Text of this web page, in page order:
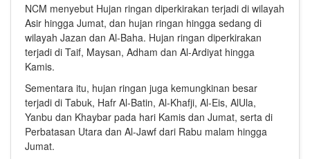
NCM menyebut Hujan ringan diperkirakan terjadi di wilayah
Asir hingga Jumat, dan hujan ringan hingga sedang di
wilayah Jazan dan Al-Baha. Hujan ringan diperkirakan
terjadi di Taif, Maysan, Adham dan Al-Ardiyat hingga
Kamis.
Sementara itu, hujan ringan juga kemungkinan besar
terjadi di Tabuk, Hafr Al-Batin, Al-Khafji, Al-Eis, AlUla,
Yanbu dan Khaybar pada hari Kamis dan Jumat, serta di
Perbatasan Utara dan Al-Jawf dari Rabu malam hingga
Jumat.